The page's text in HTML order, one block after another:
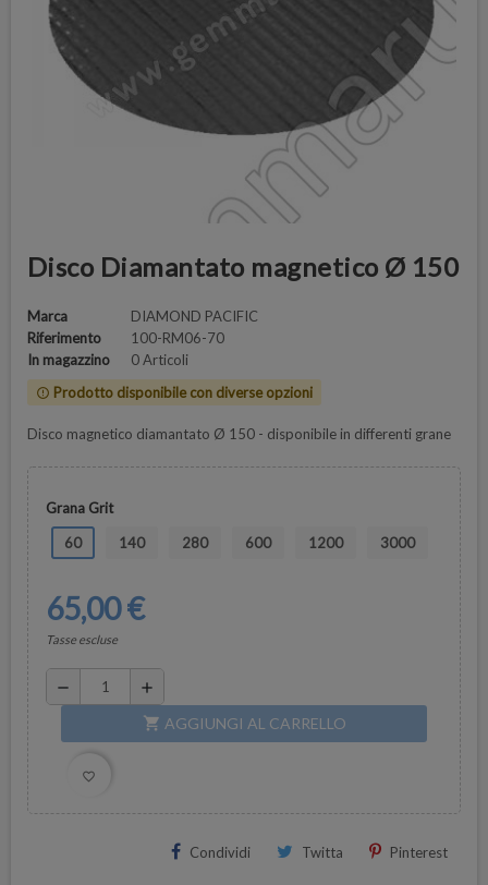
Disco Diamantato magnetico Ø 150
Marca
DIAMOND PACIFIC
Riferimento
100-RM06-70
In magazzino
0 Articoli
error_outline Prodotto disponibile con diverse opzioni
Disco magnetico diamantato Ø 150 - disponibile in differenti grane
Grana Grit
60
140 280 600 1200 3000
65,00 €
Tasse escluse
remove add
shopping_cart AGGIUNGI AL CARRELLO
favorite_border
Condividi Twitta Pinterest